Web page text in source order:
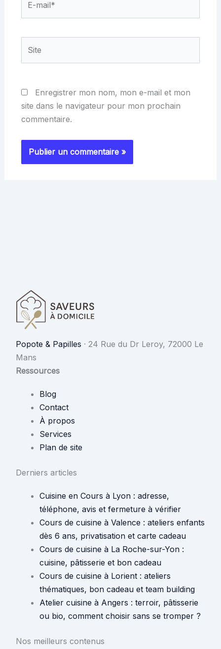
mail*
Enregistrer mon nom, mon e-mail et mon
site dans le navigateur pour mon prochain
commentaire.
Popote & Papilles · 24 Rue du Dr Leroy, 72000 Le
Mans
Ressources
Blog
Contact
À propos
Services
Plan de site
Derniers articles
Cuisine en Cours à Lyon : adresse,
téléphone, avis et fermeture à vérifier
Cours de cuisine à Valence : ateliers enfants
dès 6 ans, privatisation et carte cadeau
Cours de cuisine à La Roche-sur-Yon :
cuisine, pâtisserie et bon cadeau
Cours de cuisine à Lorient : ateliers
thématiques, bon cadeau et team building
Atelier cuisine à Angers : terroir, pâtisserie
ou bio, comment choisir sans se tromper ?
Nos meilleurs contenus